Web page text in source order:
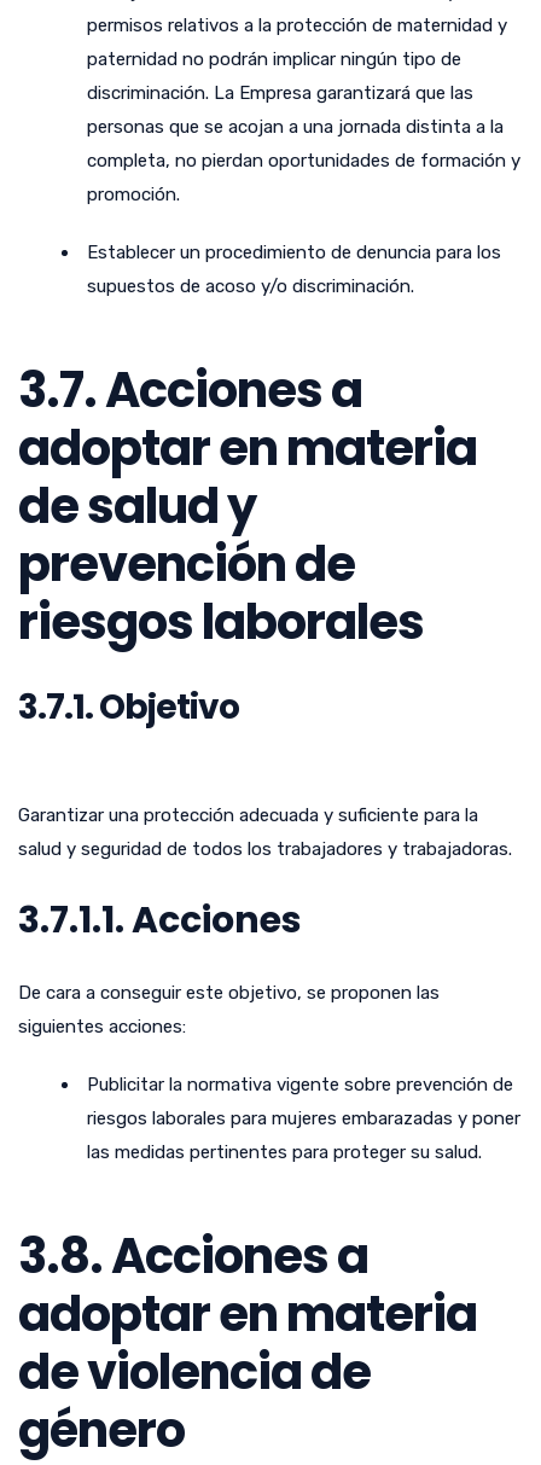
permisos relativos a la protección de maternidad y
paternidad no podrán implicar ningún tipo de
discriminación. La Empresa garantizará que las
personas que se acojan a una jornada distinta a la
completa, no pierdan oportunidades de formación y
promoción.
Establecer un procedimiento de denuncia para los
supuestos de acoso y/o discriminación.
3.7. Acciones a
adoptar en materia
de salud y
prevención de
riesgos laborales
3.7.1. Objetivo
Garantizar una protección adecuada y suficiente para la
salud y seguridad de todos los trabajadores y trabajadoras.
3.7.1.1. Acciones
De cara a conseguir este objetivo, se proponen las
siguientes acciones:
Publicitar la normativa vigente sobre prevención de
riesgos laborales para mujeres embarazadas y poner
las medidas pertinentes para proteger su salud.
3.8. Acciones a
adoptar en materia
de violencia de
género